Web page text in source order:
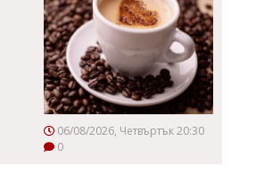
06/08/2026, Четвъртък 20:30
0